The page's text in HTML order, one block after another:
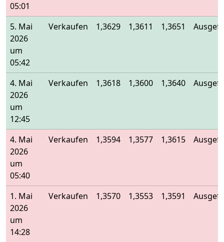
05:01
5. Mai
2026
um
05:42
Verkaufen 1,3629 1,3611 1,3651
4. Mai
2026
um
12:45
Verkaufen 1,3618 1,3600 1,3640
4. Mai
2026
um
05:40
Verkaufen 1,3594 1,3577 1,3615
1. Mai
2026
um
14:28
Verkaufen 1,3570 1,3553 1,3591